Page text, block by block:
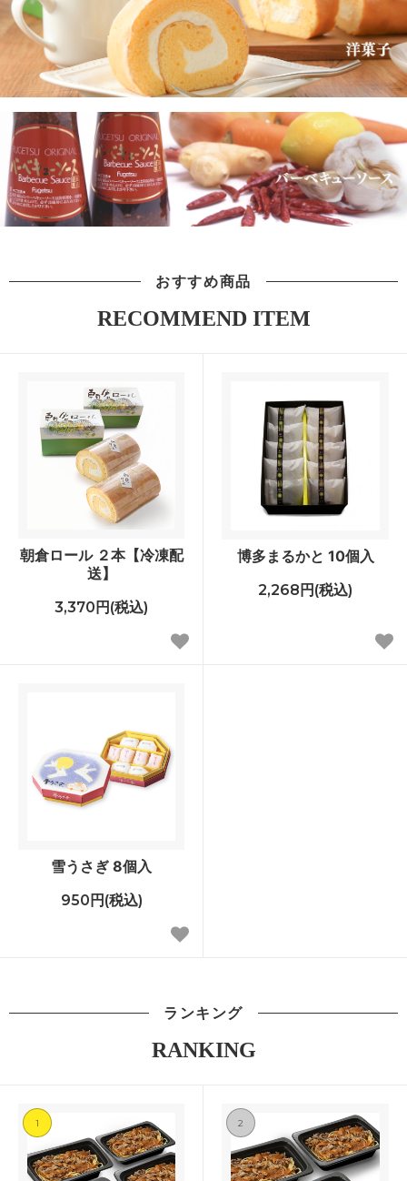
おすすめ商品
RECOMMEND ITEM
朝倉ロール ２本【冷凍配
送】
3,370円(税込)
博多まるかと 10個入
2,268円(税込)
雪うさぎ 8個入
950円(税込)
ランキング
RANKING
1 2